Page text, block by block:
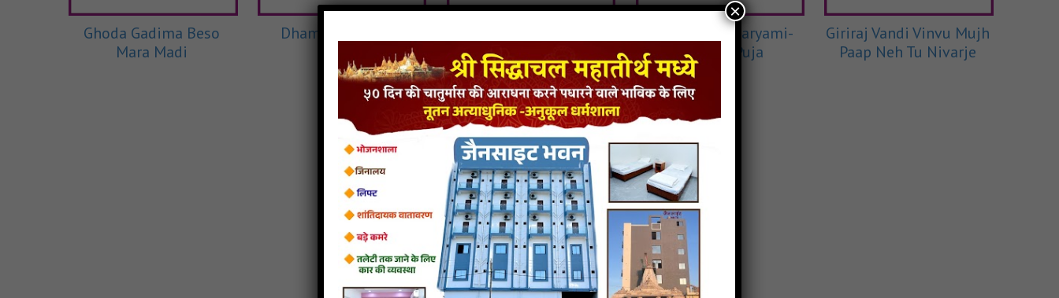
Ghoda Gadima Beso
Mara Madi
Dham Dham Dhol
Swami Ho Antaryami-
Naivedh Puja
Giriraj Vandi Vinvu Mujh
Paap Neh Tu Nivarje
×